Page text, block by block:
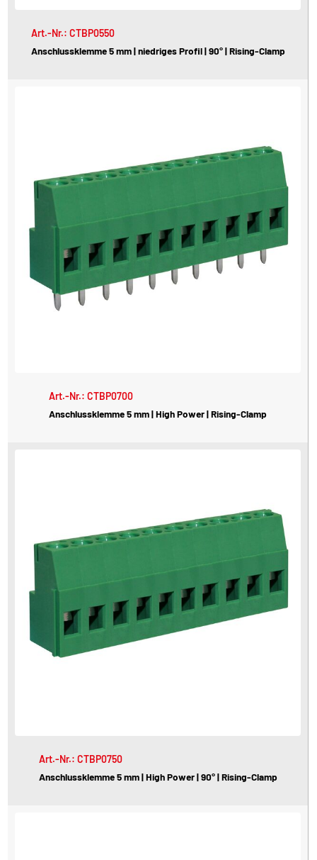
Art.-Nr.: CTBP0550
Anschlussklemme 5 mm | niedriges Profil | 90° | Rising-Clamp
Art.-Nr.: CTBP0700
Anschlussklemme 5 mm | High Power | Rising-Clamp
Art.-Nr.: CTBP0750
Anschlussklemme 5 mm | High Power | 90° | Rising-Clamp